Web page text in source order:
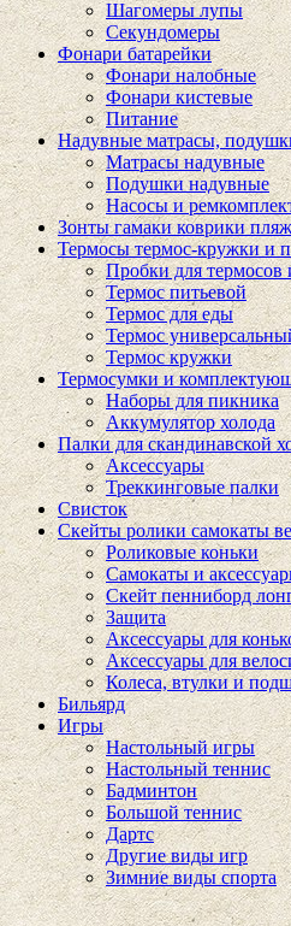
Шагомеры лупы
Секундомеры
Фонари батарейки
Фонари налобные
Фонари кистевые
Питание
Надувные матрасы,
Матрасы надувные
Подушки надувные
Насосы и
Зонты гамаки коврики
Термосы термос-кружки и
Пробки для термосов
Термос питьевой
Термос для еды
Термос
Термос кружки
Термосумки и
Наборы для пикника
Аккумулятор холода
Палки для скандинавской
Аксессуары
Треккинговые палки
Свисток
Скейты ролики самокаты
Роликовые коньки
Самокаты и
Скейт пенниборд
Защита
Аксессуары для
Аксессуары для
Колеса, втулки и
Бильярд
Игры
Настольный игры
Настольный теннис
Бадминтон
Большой теннис
Дартс
Другие виды игр
Зимние виды спорта